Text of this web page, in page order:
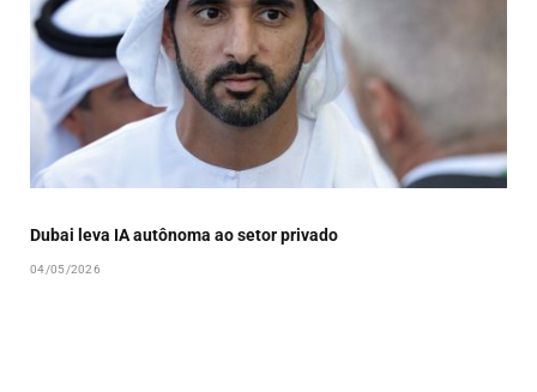
Dubai leva IA autônoma ao setor privado
04/05/2026